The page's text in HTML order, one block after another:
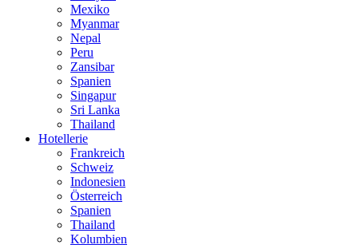
Mexiko
Myanmar
Nepal
Peru
Zansibar
Spanien
Singapur
Sri Lanka
Thailand
Hotellerie
Frankreich
Schweiz
Indonesien
Österreich
Spanien
Thailand
Kolumbien